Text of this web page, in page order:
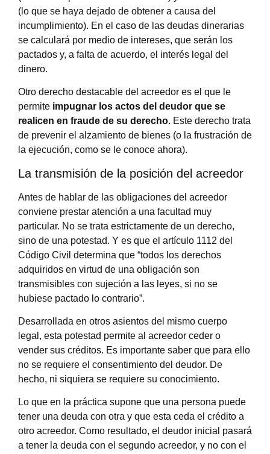
(lo que se haya dejado de obtener a causa del
incumplimiento). En el caso de las deudas dinerarias
se calculará por medio de intereses, que serán los
pactados y, a falta de acuerdo, el interés legal del
dinero.
Otro derecho destacable del acreedor es el que le
permite impugnar los actos del deudor que se
realicen en fraude de su derecho. Este derecho trata
de prevenir el alzamiento de bienes (o la frustración de
la ejecución, como se le conoce ahora).
La transmisión de la posición del acreedor
Antes de hablar de las obligaciones del acreedor
conviene prestar atención a una facultad muy
particular. No se trata estrictamente de un derecho,
sino de una potestad. Y es que el artículo 1112 del
Código Civil determina que “todos los derechos
adquiridos en virtud de una obligación son
transmisibles con sujeción a las leyes, si no se
hubiese pactado lo contrario”.
Desarrollada en otros asientos del mismo cuerpo
legal, esta potestad permite al acreedor ceder o
vender sus créditos. Es importante saber que para ello
no se requiere el consentimiento del deudor. De
hecho, ni siquiera se requiere su conocimiento.
Lo que en la práctica supone que una persona puede
tener una deuda con otra y que esta ceda el crédito a
otro acreedor. Como resultado, el deudor inicial pasará
a tener la deuda con el segundo acreedor, y no con el